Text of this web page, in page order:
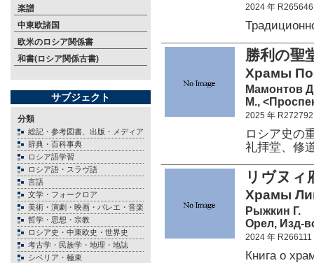
楽譜
中東欧諸国
欧米のロシア関係書
和書(ロシア関係古書)
サブジェクト
分類
総記・参考図書、出版・メディア
辞典・百科事典
ロシア語学習
ロシア語・スラヴ語
言語
文学・フォークロア
美術・演劇・映画・バレエ・音楽
哲学・思想・宗教
ロシア史・中東欧史・世界史
考古学・民族学・地理・地誌
シベリア・極東
2024 年 R265646
勝利の聖
Храмы
Мамонтов
М.,
2025 年 R272792
ロシア史の
礼拝堂、修
リヴヌィ
Храмы
Рыжкин Г.
Орел, Изд-
2024 年 R266111
Книга о